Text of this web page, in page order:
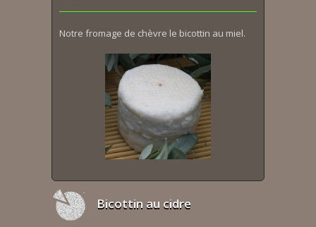
Notre fromage de chèvre le bicottin au miel.
Bicottin au cidre